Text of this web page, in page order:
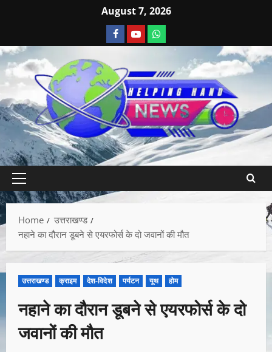
August 7, 2026
Home
उत्तराखण्ड
नहाने का दौरान डूबने से एयरफोर्स के दो जवानों की मौत
उत्तराखण्ड क्राइम देश-विदेश पर्यटन यूथ होम
नहाने का दौरान डूबने से एयरफोर्स के दो
जवानों की मौत